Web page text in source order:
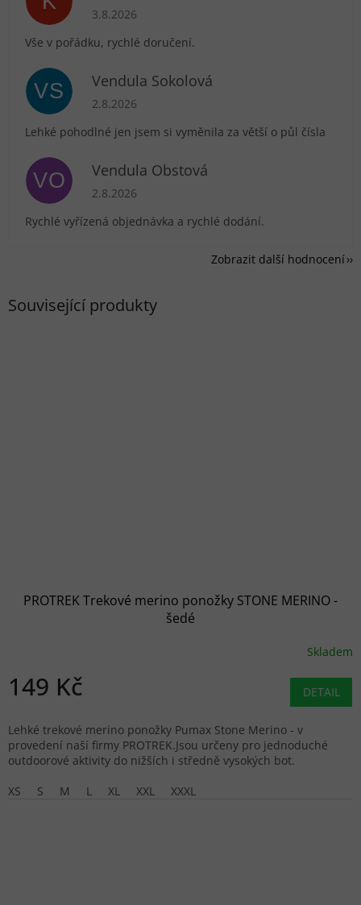
Související produkty
PROTREK Trekové merino ponožky STONE MERINO -
šedé
Skladem
149 Kč DETAIL
Lehké trekové merino ponožky Pumax Stone Merino - v
provedení naší firmy PROTREK.Jsou určeny pro jednoduché
outdoorové aktivity do nižších i středně vysokých bot.
XS
S M L XL XXL XXXL
Hodnocení obchodu je 5 z 5 hvězdiček.
3.8.2026
Vše v pořádku, rychlé doručení.
VS Vendula Sokolová
Hodnocení obchodu je 5 z 5 hvězdiček.
2.8.2026
Lehké pohodlné jen jsem si vyměnila za větší o půl čísla
VO Vendula Obstová
Hodnocení obchodu je 5 z 5 hvězdiček.
2.8.2026
Rychlé vyřízená objednávka a rychlé dodání.
Zobrazit další hodnocení